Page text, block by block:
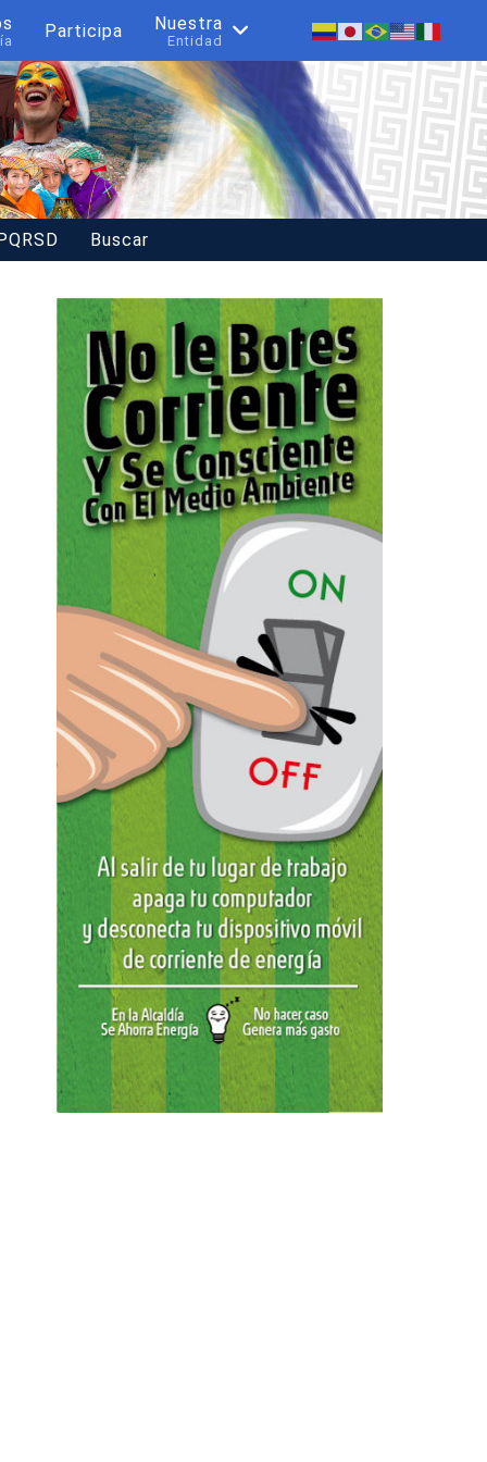
Participa Nuestra
Entidad
Buscar